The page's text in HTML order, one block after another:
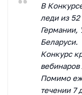
В
леди из
Германии,
Беларуси.
Конкурс
Помимо
течении 7